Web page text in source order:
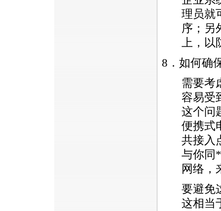
理员就
序；另
上，以
8．如何确
需要考
容易受
这个问
便携式
共接入
与你同 *
网络，
要避免
这相当